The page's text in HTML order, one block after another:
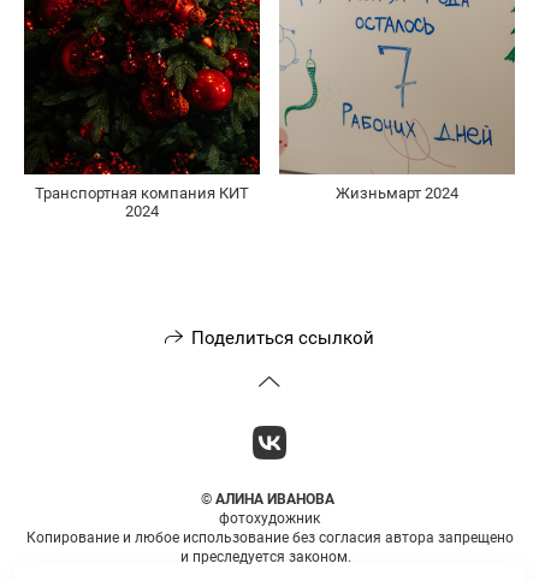
Транспортная компания КИТ
2024
Жизньмарт 2024
Поделиться ссылкой
© АЛИНА ИВАНОВА
фотохудожник
Копирование и любое использование без согласия автора запрещено
и преследуется законом.